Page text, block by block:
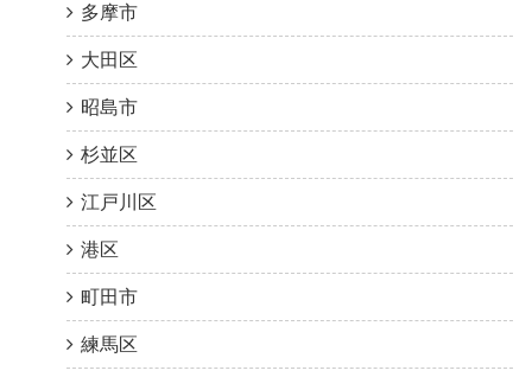
多摩市
大田区
昭島市
杉並区
江戸川区
港区
町田市
練馬区